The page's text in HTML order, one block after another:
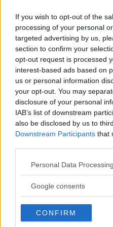
If you wish to opt-out of the
processing of your personal
targeted advertising by us,
section to confirm your
opt-out request is processed
interest-based ads based on
us or personal information
your opt-out. You may
disclosure of your personal
IAB’s list of downstream
also be disclosed by us to
Downstream Participants that
Please note that this website/
not limited to your visit or
use your data for below
consent section.
Personal Data
Google consents
CONFIRM
Provkörning:
XC60 T8 (2017)
PROVKÖRNING 3 december 2017
laddhybrid. Vi kör en
hk som tar Volvo till nästa
0 kommentarer Gasa (1)
Volvo XC40 –
från
Tommy Wahlström till
suv. Se videoklipp från
0 kommentarer Gasa (2)